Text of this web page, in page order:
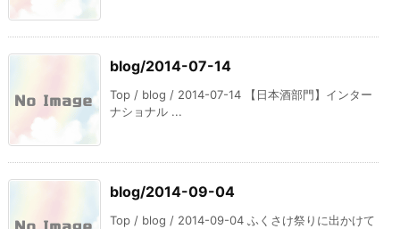
blog/2014-07-14
Top / blog / 2014-07-14 【日本酒部門】インター
ナショナル ...
blog/2014-09-04
Top / blog / 2014-09-04 ふくさけ祭りに出かけて